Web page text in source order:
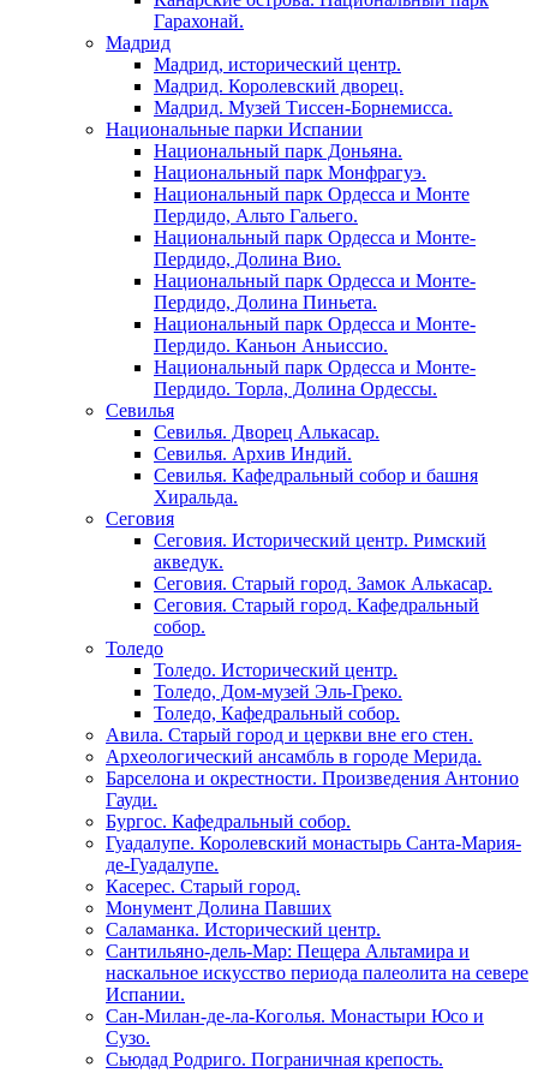
Гарахонай.
Мадрид
Мадрид, исторический центр.
Мадрид. Королевский дворец.
Мадрид. Музей Тиссен-Борнемисса.
Национальные парки Испании
Национальный парк Доньяна.
Национальный парк Монфрагуэ.
Национальный парк Ордесса и Монте
Пердидо, Альто Гальего.
Национальный парк Ордесса и Монте-
Пердидо, Долина Вио.
Национальный парк Ордесса и Монте-
Пердидо, Долина Пиньета.
Национальный парк Ордесса и Монте-
Пердидо. Каньон Аньиссио.
Национальный парк Ордесса и Монте-
Пердидо. Торла, Долина Ордессы.
Севилья
Севилья. Дворец Алькасар.
Севилья. Архив Индий.
Севилья. Кафедральный собор и башня
Хиральда.
Сеговия
Сеговия. Исторический центр. Римский
акведук.
Сеговия. Старый город. Замок Алькасар.
Сеговия. Старый город. Кафедральный
собор.
Толедо
Толедо. Исторический центр.
Толедо, Дом-музей Эль-Греко.
Толедо, Кафедральный собор.
Авила. Старый город и церкви вне его стен.
Археологический ансамбль в городе Мерида.
Барселона и окрестности. Произведения Антонио
Гауди.
Бургос. Кафедральный собор.
Гуадалупе. Королевский монастырь Санта-Мария-
де-Гуадалупе.
Касерес. Старый город.
Монумент Долина Павших
Саламанка. Исторический центр.
Сантильяно-дель-Мар: Пещера Альтамира и
наскальное искусство периода палеолита на севере
Испании.
Сан-Милан-де-ла-Коголья. Монастыри Юсо и
Сузо.
Сьюдад Родриго. Пограничная крепость.